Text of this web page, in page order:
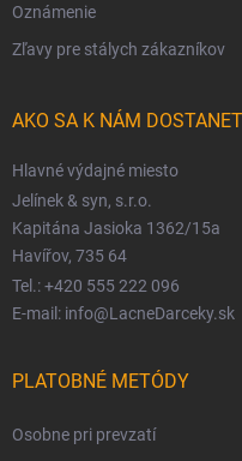
Oznámenie
Zľavy pre stálych zákazníkov
AKO SA K NÁM
Hlavné výdajné miesto
Jelínek & syn, s.r.o.
Kapitána Jasioka 1362/15a
Havířov, 735 64
Tel.: +420 555 222 096
E-mail: info@LacneDarceky.sk
PLATOBNÉ METÓDY
Osobne pri prevzatí